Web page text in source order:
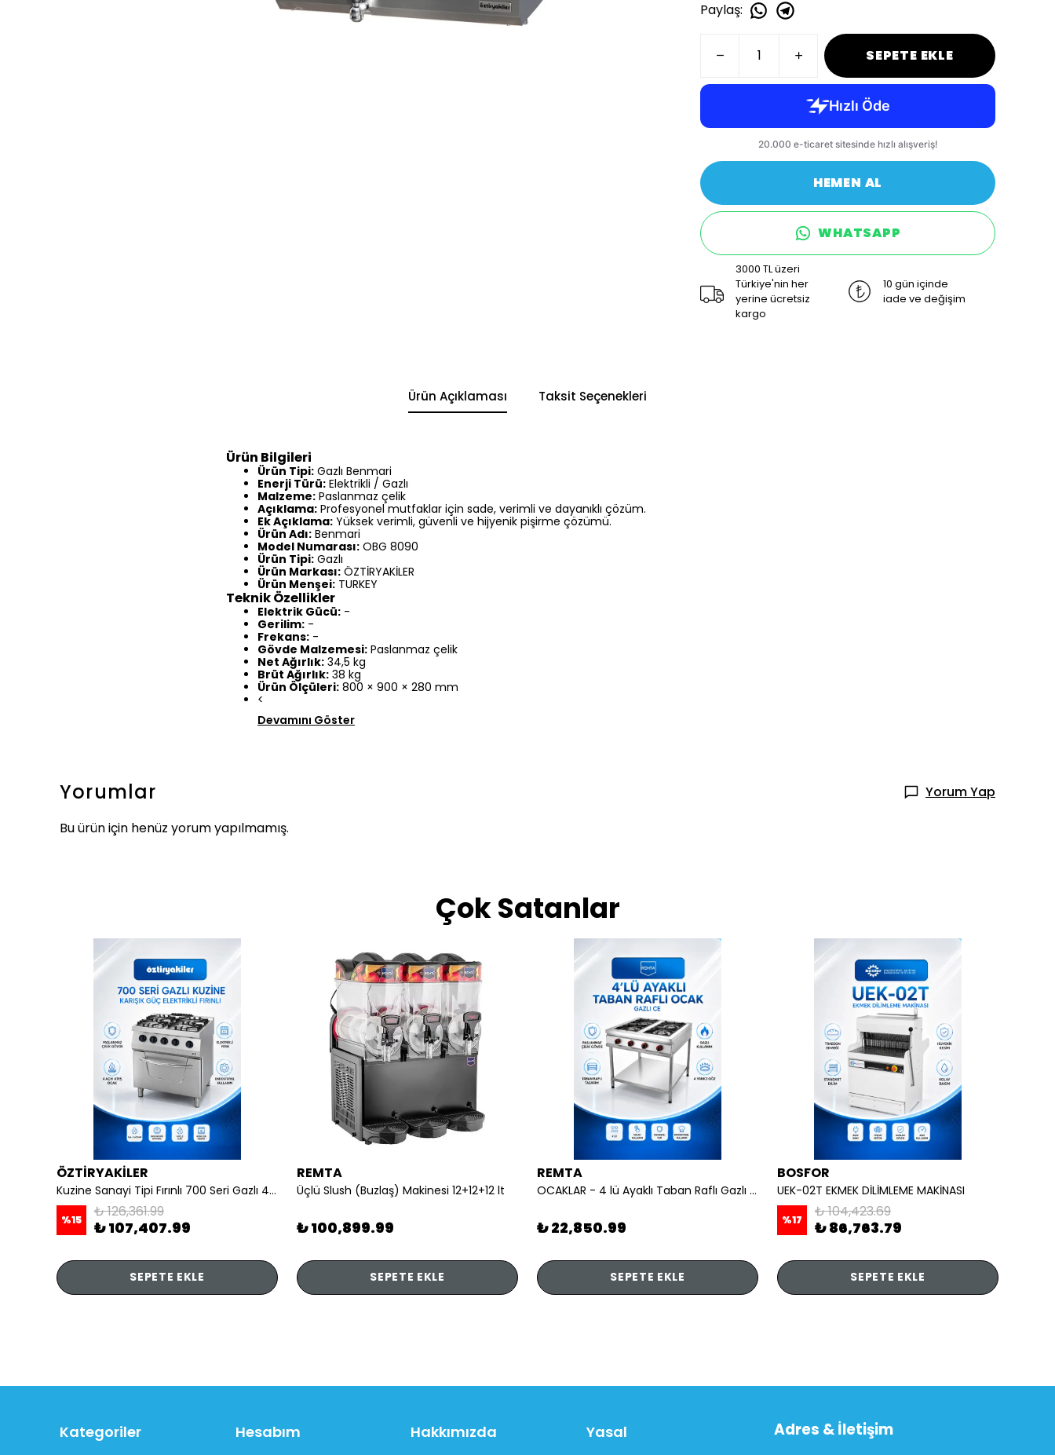
Paylaş:
SEPETE EKLE
HEMEN AL
WHATSAPP
3000 TL üzeri
Türkiye'nin her
yerine ücretsiz
kargo
10 gün içinde
iade ve değişim
Ürün Açıklaması Taksit Seçenekleri
Ürün Bilgileri
Ürün Tipi: Gazlı Benmari
Enerji Türü: Elektrikli / Gazlı
Malzeme: Paslanmaz çelik
Açıklama: Profesyonel mutfaklar için sade, verimli ve dayanıklı çözüm.
Ek Açıklama: Yüksek verimli, güvenli ve hijyenik pişirme çözümü.
Ürün Adı: Benmari
Model Numarası: OBG 8090
Ürün Tipi: Gazlı
Ürün Markası: ÖZTİRYAKİLER
Ürün Menşei: TURKEY
Teknik Özellikler
Elektrik Gücü: -
Gerilim: -
Frekans: -
Gövde Malzemesi: Paslanmaz çelik
Net Ağırlık: 34,5 kg
Brüt Ağırlık: 38 kg
Ürün Ölçüleri: 800 × 900 × 280 mm
<
Devamını Göster
Yorumlar
Yorum Yap
Bu ürün için henüz yorum yapılmamış.
Çok Satanlar
ÖZTİRYAKİLER
Kuzine Sanayi Tipi Fırınlı 700 Seri Gazlı 4 Açık Ateş 80x70x85 (Lp)-2X6Kw+2X7,5Kw+6Kw Elektrikli Fırın
%15 ₺ 126,361.99
₺ 107,407.99
SEPETE EKLE
REMTA
Üçlü Slush (Buzlaş) Makinesi 12+12+12 lt
₺ 100,899.99
SEPETE EKLE
REMTA
OCAKLAR - 4 lü Ayaklı Taban Raflı Gazlı CE
₺ 22,850.99
SEPETE EKLE
BOSFOR
UEK-02T EKMEK DİLİMLEME MAKİNASI
%17 ₺ 104,423.69
₺ 86,763.79
SEPETE EKLE
Kategoriler Hesabım Hakkımızda Yasal Adres & İletişim